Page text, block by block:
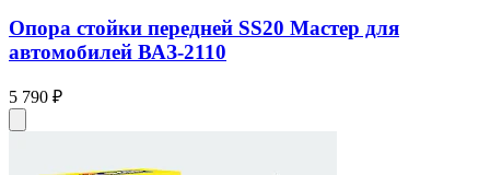
Опора стойки передней SS20 Мастер для
автомобилей ВАЗ-2110
5 790 ₽